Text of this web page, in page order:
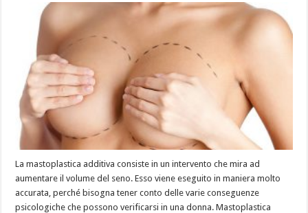
La mastoplastica additiva consiste in un intervento che mira ad
aumentare il volume del seno. Esso viene eseguito in maniera molto
accurata, perché bisogna tener conto delle varie conseguenze
psicologiche che possono verificarsi in una donna. Mastoplastica